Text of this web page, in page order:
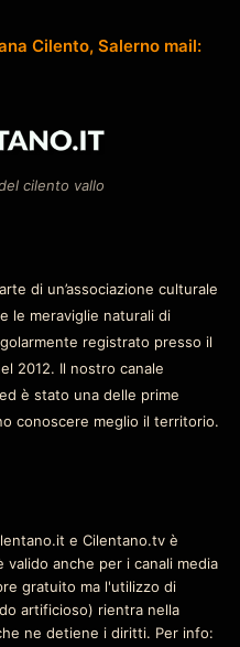
Cilento, Salerno mail:
cilento vallo
di un’associazione culturale
le meraviglie naturali di
registrato presso il
2012. Il nostro canale
è stato una delle prime
conoscere meglio il territorio.
e Cilentano.tv è
anche per i canali media
gratuito ma l'utilizzo di
artificioso) rientra nella
ne detiene i diritti. Per info: